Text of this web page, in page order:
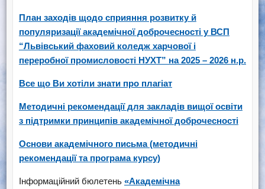
План заходів щодо сприяння розвитку й
популяризації академічної доброчесності у ВСП
“Львівський фаховий коледж харчової і
переробної промисловості НУХТ” на 2025 – 2026 н.р.
Все що Ви хотіли знати про плагіат
Методичні рекомендації для закладів вищої освіти
з підтримки принципів академічної доброчесності
Основи академічного письма (методичні
рекомендації та програма курсу)
Iнформацiйний бюлетень «Академічна